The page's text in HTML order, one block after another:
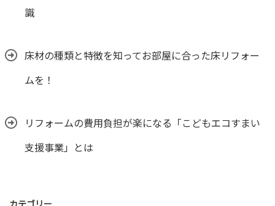
識
床材の種類と特徴を知ってお部屋に合った床リフォー
ムを！
リフォームの費用負担が楽になる「こどもエコすまい
支援事業」とは
カテゴリー